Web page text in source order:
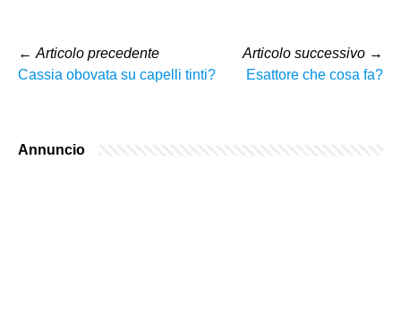
← Articolo precedente
Cassia obovata su capelli tinti?
Articolo successivo →
Esattore che cosa fa?
Annuncio